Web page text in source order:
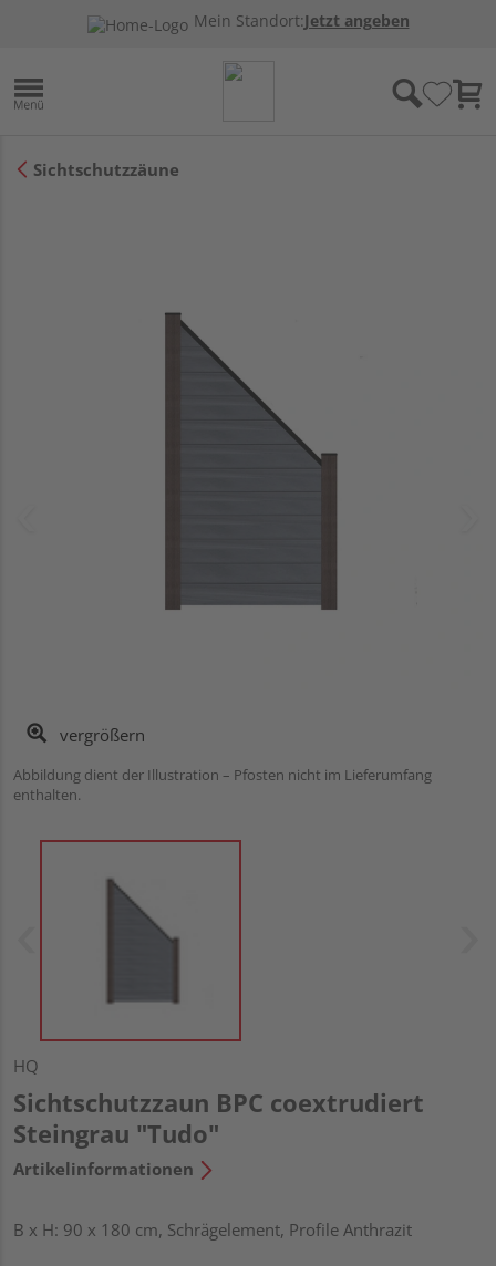
Mein Standort:Jetzt angeben
Sichtschutzzäune
vergrößern
Abbildung dient der Illustration – Pfosten nicht im Lieferumfang
enthalten.
HQ
Sichtschutzzaun BPC coextrudiert
Steingrau "Tudo"
Artikelinformationen
B x H: 90 x 180 cm, Schrägelement, Profile Anthrazit